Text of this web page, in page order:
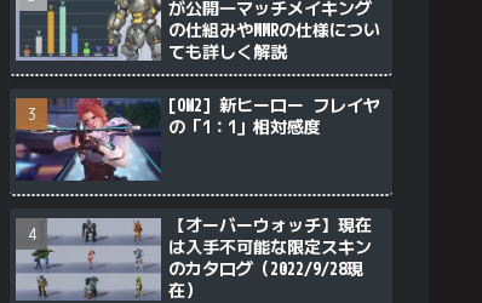
が公開―マッチメイキング
の仕組みやMMRの仕様につい
ても詳しく解説
[OW2] 新ヒーロー フレイヤ
の「1：1」相対感度
【オーバーウォッチ】現在
は入手不可能な限定スキン
のカタログ（2022/9/28現
在）